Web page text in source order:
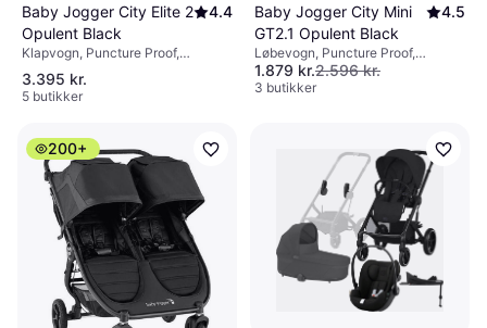
Baby Jogger City Elite 2
Opulent Black
4.4
Klapvogn, Puncture Proof,
Indkøbskurv, Foldes med en hånd,
Justerbart håndtag, Liggeposition,
Kaleche, der kan udvides, Sort
3.395 kr.
5 butikker
Baby Jogger City Mini
GT2.1 Opulent Black
4.5
Løbevogn, Puncture Proof,
Indkøbskurv, Justerbart ryglæn,
Regnslag, Justerbart håndtag,
1.879 kr.2.596 kr.
3 butikker
200+